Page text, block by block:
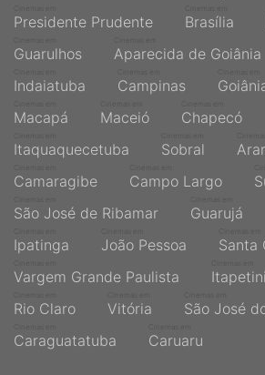
Presidente Prudente Brasília
Guarulhos Aparecida de Goiânia
Indaiatuba Campinas
Macapá Maceió Chapecó
Itaquaquecetuba Sobral
Camaragibe Campo Largo
São José de Ribamar Guarujá
Ipatinga João Pessoa Santa
Vargem Grande Paulista
Rio Claro Vitória São José
Caraguatatuba Caruaru